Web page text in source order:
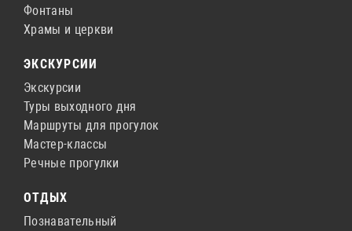
Фонтаны
Храмы и церкви
ЭКСКУРСИИ
Экскурсии
Туры выходного дня
Маршруты для прогулок
Мастер-классы
Речные прогулки
ОТДЫХ
Познавательный